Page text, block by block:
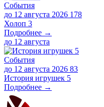
События
до 12 августа 2026 178
Холоп 3
Подробнее →
до 12 августа
События
до 12 августа 2026 83
История игрушек 5
Подробнее →